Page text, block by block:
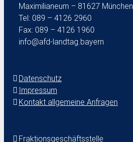
Maximilianeum – 81627 München
Tel: 089 – 4126 2960
Fax: 089 – 4126 1960
info@afd-landtag.bayern
Datenschutz
Impressum
Kontakt allgemeine Anfragen
Fraktionsgeschäftsstelle